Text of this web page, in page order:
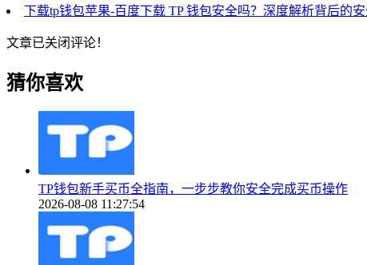
下载tp钱包苹果-百度下载 TP 钱包安全吗？深度解析背后的
文章已关闭评论！
猜你喜欢
TP钱包新手买币全指南，一步步教你安全完成买币操作
2026-08-08 11:27:54